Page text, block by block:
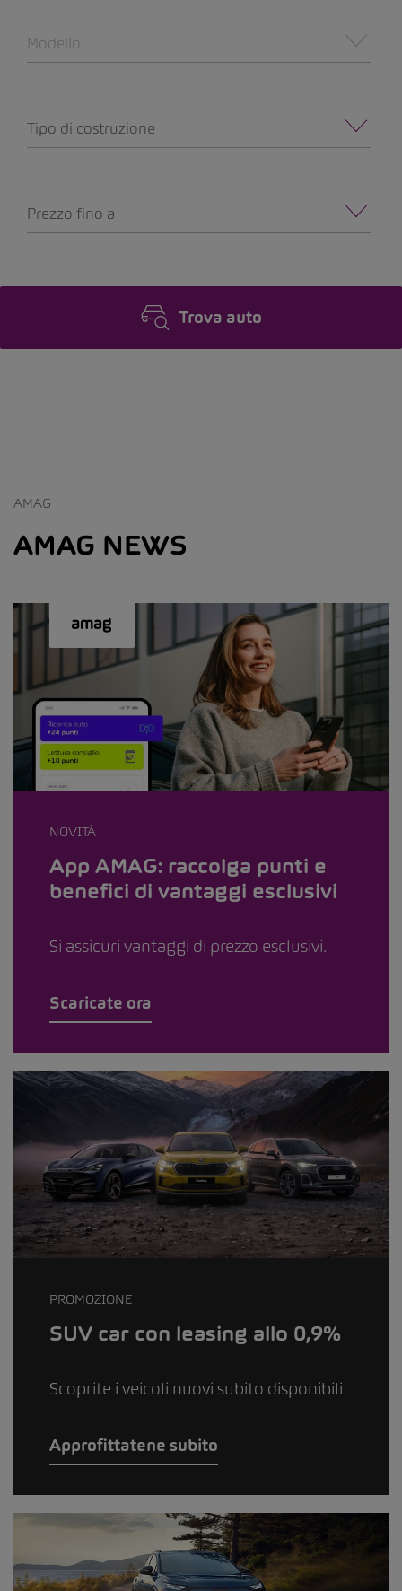
Modello
Tipo di costruzione
Prezzo fino a
Trova auto
AMAG
AMAG NEWS
NOVITÀ
App AMAG: raccolga punti e
benefici di vantaggi esclusivi
Si assicuri vantaggi di prezzo esclusivi.
Scaricate ora
PROMOZIONE
SUV car con leasing allo 0,9%
Scoprite i veicoli nuovi subito disponibili
Approfittatene subito